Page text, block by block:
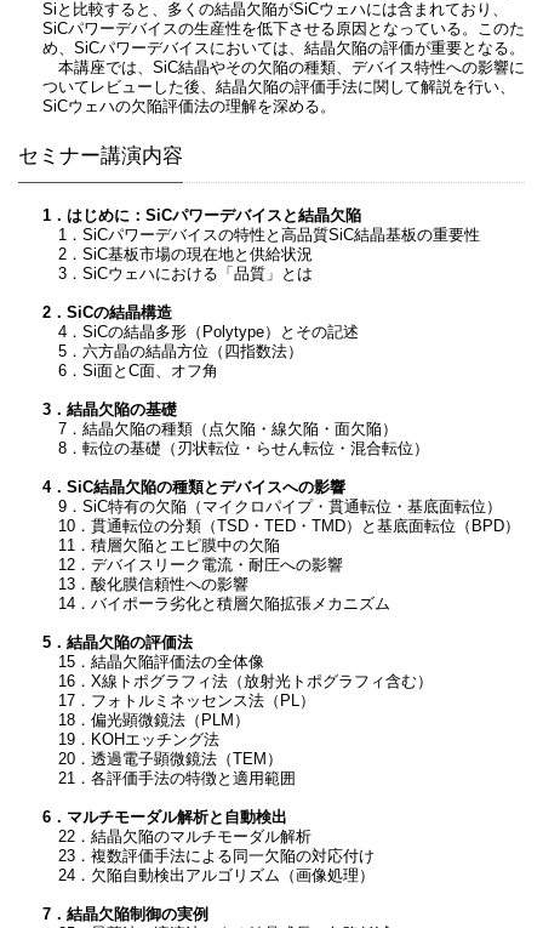
Siと比較すると、多くの結晶欠陥がSiCウェハには含まれており、
SiCパワーデバイスの生産性を低下させる原因となっている。このた
め、SiCパワーデバイスにおいては、結晶欠陥の評価が重要となる。
本講座では、SiC結晶やその欠陥の種類、デバイス特性への影響に
ついてレビューした後、結晶欠陥の評価手法に関して解説を行い、
SiCウェハの欠陥評価法の理解を深める。
セミナー講演内容
1．はじめに：SiCパワーデバイスと結晶欠陥
1．SiCパワーデバイスの特性と高品質SiC結晶基板の重要性
2．SiC基板市場の現在地と供給状況
3．SiCウェハにおける「品質」とは
2．SiCの結晶構造
4．SiCの結晶多形（Polytype）とその記述
5．六方晶の結晶方位（四指数法）
6．Si面とC面、オフ角
3．結晶欠陥の基礎
7．結晶欠陥の種類（点欠陥・線欠陥・面欠陥）
8．転位の基礎（刃状転位・らせん転位・混合転位）
4．SiC結晶欠陥の種類とデバイスへの影響
9．SiC特有の欠陥（マイクロパイプ・貫通転位・基底面転位）
10．貫通転位の分類（TSD・TED・TMD）と基底面転位（BPD）
11．積層欠陥とエピ膜中の欠陥
12．デバイスリーク電流・耐圧への影響
13．酸化膜信頼性への影響
14．バイポーラ劣化と積層欠陥拡張メカニズム
5．結晶欠陥の評価法
15．結晶欠陥評価法の全体像
16．X線トポグラフィ法（放射光トポグラフィ含む）
17．フォトルミネッセンス法（PL）
18．偏光顕微鏡法（PLM）
19．KOHエッチング法
20．透過電子顕微鏡法（TEM）
21．各評価手法の特徴と適用範囲
6．マルチモーダル解析と自動検出
22．結晶欠陥のマルチモーダル解析
23．複数評価手法による同一欠陥の対応付け
24．欠陥自動検出アルゴリズム（画像処理）
7．結晶欠陥制御の実例